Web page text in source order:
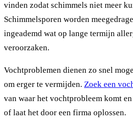
vinden zodat schimmels niet meer
Schimmelsporen worden
ingeademd wat op lange termijn
veroorzaken.
Vochtproblemen dienen zo snel
om erger te vermijden. Zoek een
van waar het vochtprobleem komt
of laat het door een firma oplossen.